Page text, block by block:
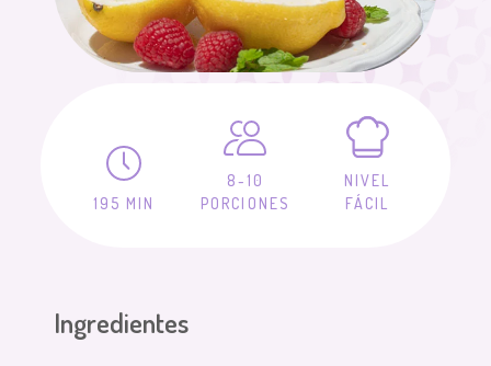
195 MIN
8-10
PORCIONES
NIVEL
FÁCIL
Ingredientes